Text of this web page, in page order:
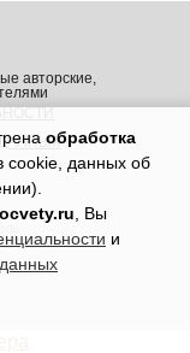
обработка
cookie, данных об
, Вы
и
авторские,
Крым